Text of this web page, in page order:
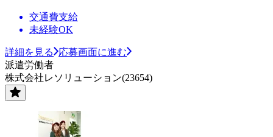
交通費支給
未経験OK
詳細を見る
応募画面に進む
派遣労働者
株式会社レソリューション(23654)